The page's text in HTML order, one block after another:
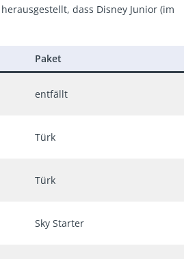
dass Disney Junior (im
Paket
entfällt
Türk
Türk
Sky Starter